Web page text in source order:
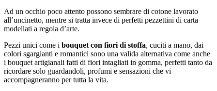
Ad un occhio poco attento possono sembrare di cotone lavorato
all’uncinetto, mentre si tratta invece di perfetti pezzettini di carta
modellati a regola d’arte.
Pezzi unici come i bouquet con fiori di stoffa, cuciti a mano, dai
colori sgargianti e romantici sono una valida alternativa come anche
i bouquet artigianali fatti di fiori intagliati in gomma, perfetti tanto da
ricordare solo guardandoli, profumi e sensazioni che vi
accompagneranno per tutta la vita.